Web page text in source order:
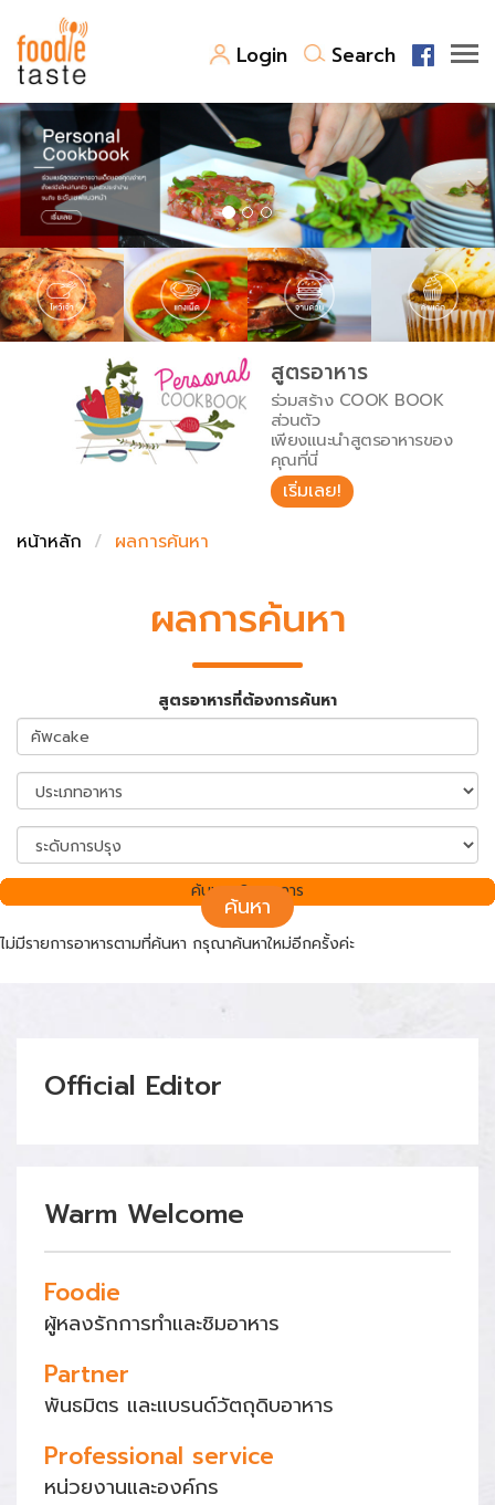
Login Search
สูตรอาหาร
สูตรอาหารล่าสุด
Top Foodie
พาไปชิม
สารพันก้นครัว
เคล็ดลับน่ารู้
เปรียบเทียบหน่วยการตวง
เปรียบเทียบอุณหภูมิ
เปรียบเทียบน้ำหนักวัตถุดิบ
FoodPedia
สร้าง Cookbook
สูตรอาหาร
ร่วมสร้าง COOK BOOK
ส่วนตัว
เพียงแนะนำสูตรอาหารของ
คุณที่นี่
เริ่มเลย!
หน้าหลัก
ผลการค้นหา
ผลการค้นหา
สูตรอาหารที่ต้องการค้นหา
ค้นหา
ไม่มีรายการอาหารตามที่ค้นหา กรุณาค้นหาใหม่อีกครั้งค่ะ
ค้นพบ 0 รายการ
Official Editor
Warm Welcome
Foodie
ผู้หลงรักการทำและชิมอาหาร
Partner
พันธมิตร และแบรนด์วัตถุดิบอาหาร
Professional service
หน่วยงานและองค์กร